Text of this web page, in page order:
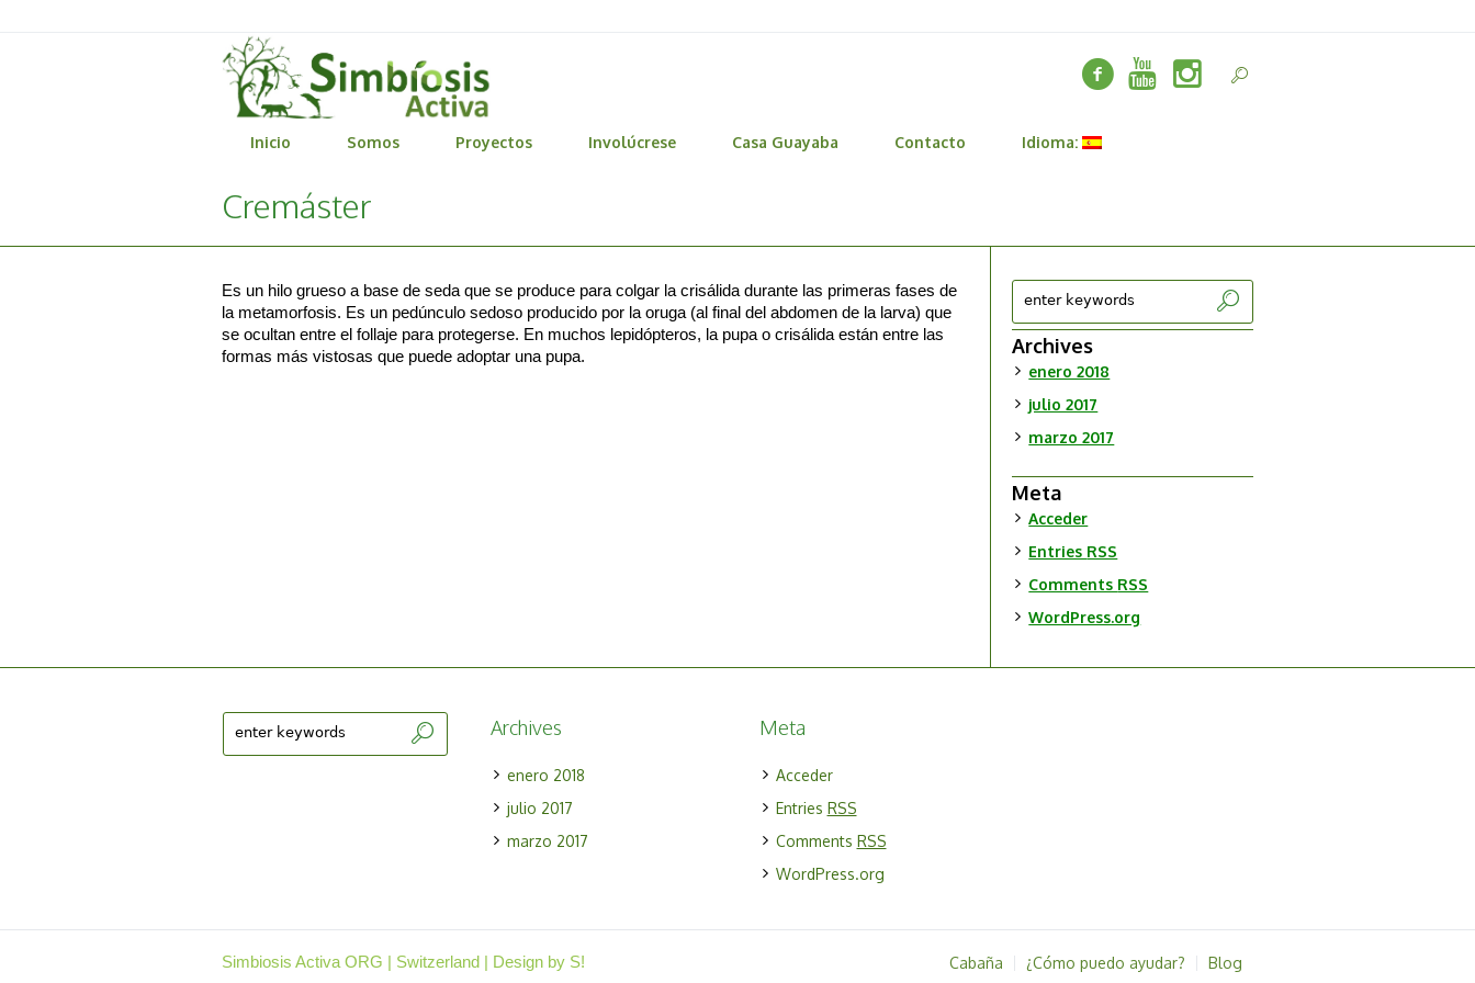
Inicio Somos Proyectos Involúcrese Casa Guayaba Contacto Idioma:
Cremáster
Es un hilo grueso a base de seda que se produce para colgar la crisálida durante las primeras fases de
la metamorfosis. Es un pedúnculo sedoso producido por la oruga (al final del abdomen de la larva) que
se ocultan entre el follaje para protegerse. En muchos lepidópteros, la pupa o crisálida están entre las
formas más vistosas que puede adoptar una pupa.
Archives
enero 2018
julio 2017
marzo 2017
Meta
Acceder
Entries RSS
Comments RSS
WordPress.org
Archives
enero 2018
julio 2017
marzo 2017
Meta
Acceder
Entries RSS
Comments RSS
WordPress.org
Cabaña ¿Cómo puedo ayudar? Blog
Simbiosis Activa ORG | Switzerland | Design by S!